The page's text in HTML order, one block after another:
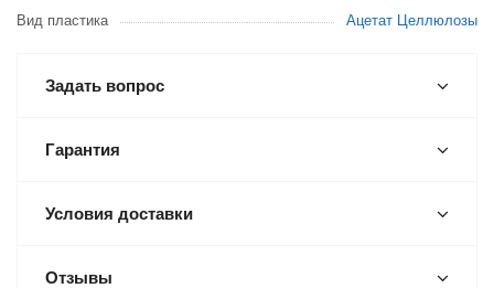
Вид пластика
Ацетат Целлюлозы
Задать вопрос
Гарантия
Условия доставки
Отзывы